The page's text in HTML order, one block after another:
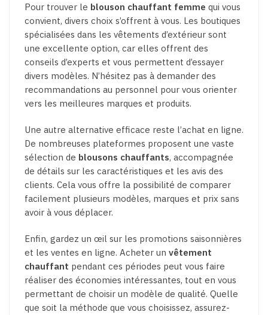
Pour trouver le blouson chauffant femme qui vous
convient, divers choix s’offrent à vous. Les boutiques
spécialisées dans les vêtements d’extérieur sont
une excellente option, car elles offrent des
conseils d’experts et vous permettent d’essayer
divers modèles. N’hésitez pas à demander des
recommandations au personnel pour vous orienter
vers les meilleures marques et produits.
Une autre alternative efficace reste l’achat en ligne.
De nombreuses plateformes proposent une vaste
sélection de blousons chauffants, accompagnée
de détails sur les caractéristiques et les avis des
clients. Cela vous offre la possibilité de comparer
facilement plusieurs modèles, marques et prix sans
avoir à vous déplacer.
Enfin, gardez un œil sur les promotions saisonnières
et les ventes en ligne. Acheter un vêtement
chauffant pendant ces périodes peut vous faire
réaliser des économies intéressantes, tout en vous
permettant de choisir un modèle de qualité. Quelle
que soit la méthode que vous choisissez, assurez-